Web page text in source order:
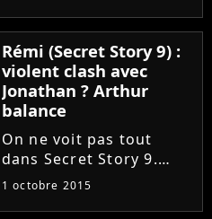
de What do you mean
les aurait taclés dans
une vidéo évoquant la
sortie de leurs deux
albums le...
Rémi (Secret Story 9) :
violent clash avec
Jonathan ? Arthur
balance
On ne voit pas tout
dans Secret Story 9.
Lors de son interview
1 octobre 2015